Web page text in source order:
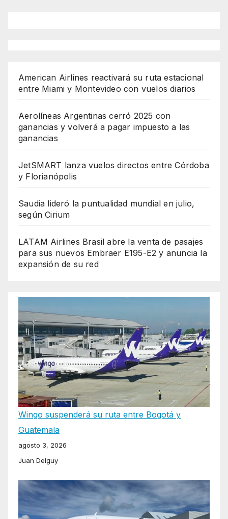
American Airlines reactivará su ruta estacional
entre Miami y Montevideo con vuelos diarios
Aerolíneas Argentinas cerró 2025 con
ganancias y volverá a pagar impuesto a las
ganancias
JetSMART lanza vuelos directos entre Córdoba
y Florianópolis
Saudia lideró la puntualidad mundial en julio,
según Cirium
LATAM Airlines Brasil abre la venta de pasajes
para sus nuevos Embraer E195-E2 y anuncia la
expansión de su red
Wingo suspenderá su ruta entre Bogotá y
Guatemala
agosto 3, 2026
Juan Delguy